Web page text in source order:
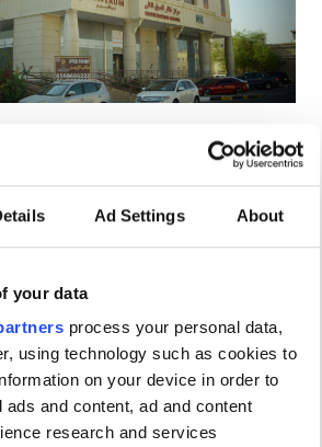
Ad Settings About
your data
process your personal data,
using technology such as cookies to
on your device in order to
and content, ad and content
research and services
B
C
πόλης
WiFi
Οθόνες TV
€345
€345
Κράτηση